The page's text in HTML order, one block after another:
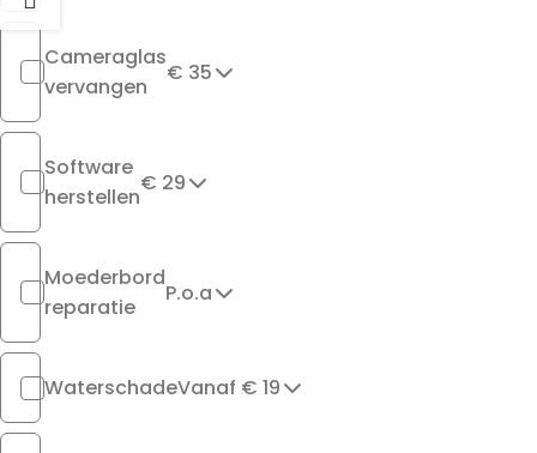
Cameraglas
vervangen
€ 35
Software
herstellen
€ 29
Moederbord
reparatie
P.o.a
WaterschadeVanaf € 19